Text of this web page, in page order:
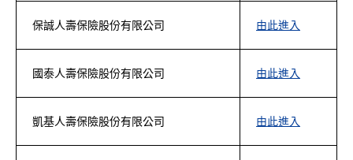
保誠人壽保險股份有限公司 由此進入
國泰人壽保險股份有限公司 由此進入
凱基人壽保險股份有限公司 由此進入